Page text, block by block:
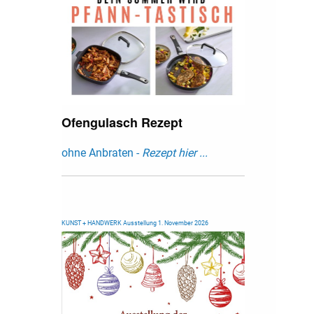
Ofengulasch Rezept
ohne Anbraten - Rezept hier ...
KUNST + HANDWERK Ausstellung 1. November 2026